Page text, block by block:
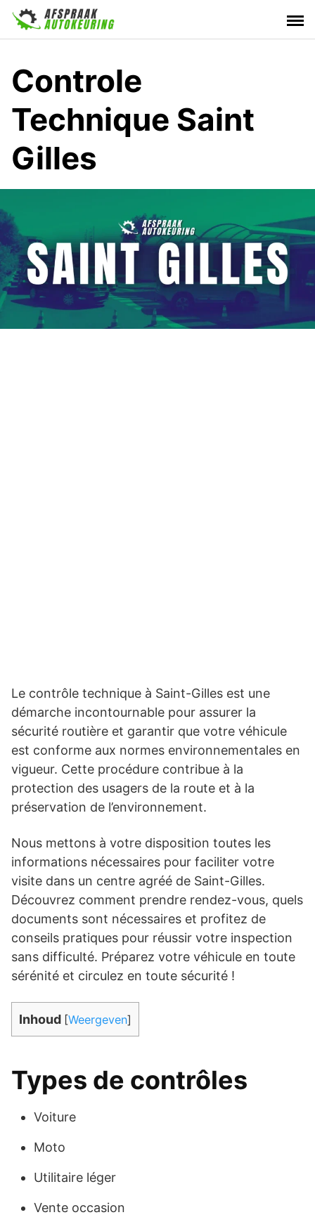
Skip
content
Controle
Technique Saint
Gilles
Le contrôle technique à Saint-Gilles est une
démarche incontournable pour assurer la
sécurité routière et garantir que votre véhicule
est conforme aux normes environnementales en
vigueur. Cette procédure contribue à la
protection des usagers de la route et à la
préservation de l’environnement.
Nous mettons à votre disposition toutes les
informations nécessaires pour faciliter votre
visite dans un centre agréé de Saint-Gilles.
Découvrez comment prendre rendez-vous, quels
documents sont nécessaires et profitez de
conseils pratiques pour réussir votre inspection
sans difficulté. Préparez votre véhicule en toute
sérénité et circulez en toute sécurité !
Inhoud [Weergeven]
Types de contrôles
Voiture
Moto
Utilitaire léger
Vente occasion